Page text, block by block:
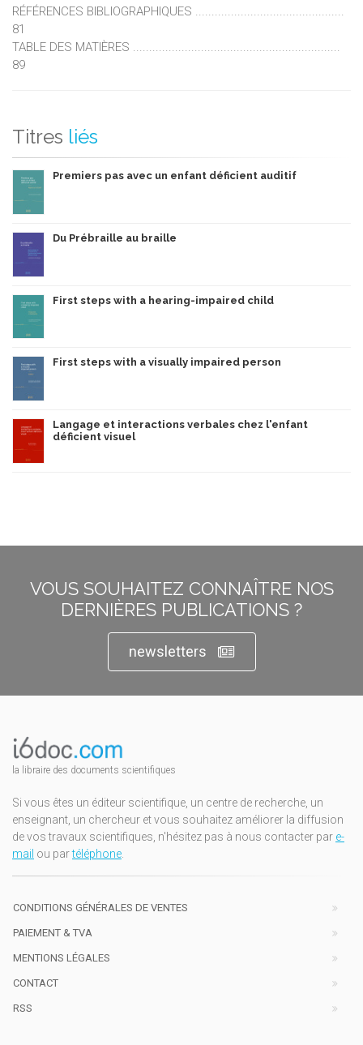
RÉFÉRENCES BIBLIOGRAPHIQUES ..............................................
81
TABLE DES MATIÈRES ................................................................
89
Titres liés
Premiers pas avec un enfant déficient auditif
Du Prébraille au braille
First steps with a hearing-impaired child
First steps with a visually impaired person
Langage et interactions verbales chez l'enfant
déficient visuel
VOUS SOUHAITEZ CONNAÎTRE NOS
DERNIÈRES PUBLICATIONS ?
newsletters
la libraire des documents scientifiques
Si vous êtes un éditeur scientifique, un centre de recherche, un
enseignant, un chercheur et vous souhaitez améliorer la diffusion
de vos travaux scientifiques, n'hésitez pas à nous contacter par e-
mail ou partéléphone
CONDITIONS GÉNÉRALES DE VENTES
PAIEMENT & TVA
MENTIONS LÉGALES
CONTACT
RSS